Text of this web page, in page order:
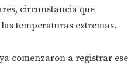
circunstancia que
temperaturas extremas.
comenzaron a registrar ese